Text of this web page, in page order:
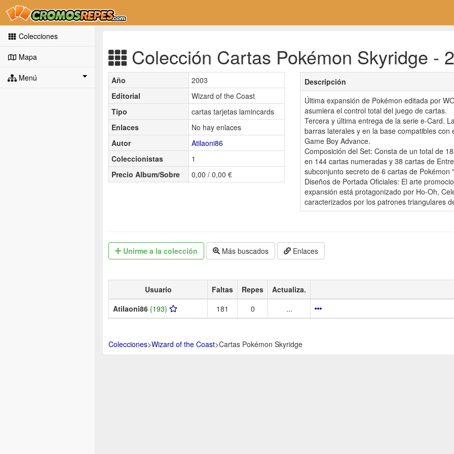
Colecciones
Mapa
Menú
Colección Cartas Pokémon Skyridge -
Año
2003
Editorial
Wizard of the Coast
Tipo
cartas tarjetas lamincards
Enlaces
No hay enlaces
Autor
Atilaoni86
Coleccionistas
1
Precio Album/Sobre
0,00 / 0,00 €
Descripción
Última expansión de Pokémon editada por
asumiera el control total del juego de cartas.
Tercera y última entrega de la serie e-Card.
barras laterales y en la base compatibles
Game Boy Advance.
Composición del Set: Consta de un total de
en 144 cartas numeradas y 38 cartas de
subconjunto secreto de 6 cartas de Pokémon
Diseños de Portada Oficiales: El arte
expansión está protagonizado por Ho-Oh,
caracterizados por los patrones triangulares
Unirme a la colección Más buscados Enlaces
Usuario Faltas Repes Actualiza.
Atilaoni86 (193) 181 0 ...
Colecciones>Wizard of the Coast>Cartas Pokémon Skyridge